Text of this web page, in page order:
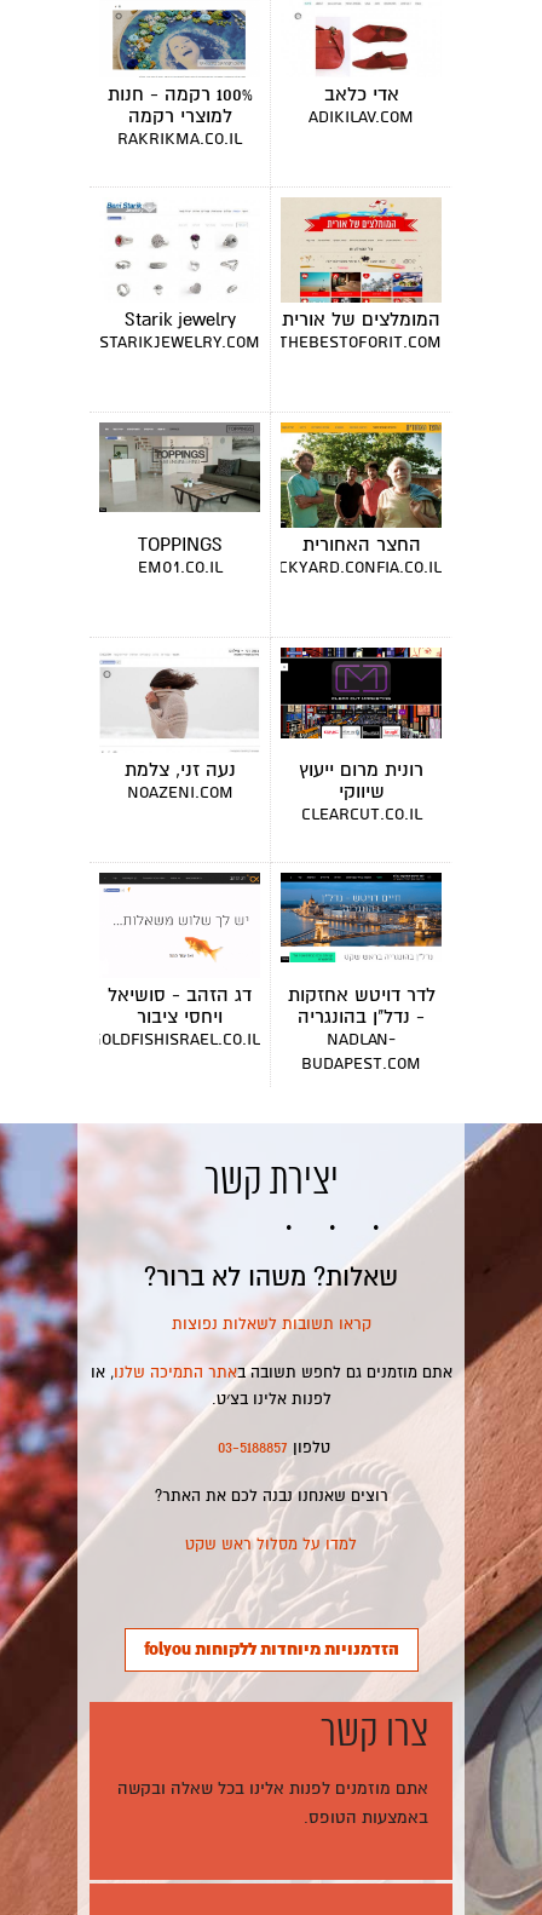
אדי כלאב
adikilav.com
100% רקמה - חנות
למוצרי רקמה
rakrikma.co.il
המומלצים של אורית
thebestoforit.com
Starik jewelry
starikjewelry.com
החצר האחורית
thebackyard.confia.co.il
TOPPINGS
em01.co.il
רונית מרום ייעוץ
שיווקי
clearcut.co.il
נעה זני, צלמת
noazeni.com
לדר דויטש אחזקות
- נדל"ן בהונגריה
nadlan-
budapest.com
דג הזהב - סושיאל
ויחסי ציבור
goldfishisrael.co.il
יצירת קשר
שאלות? משהו לא ברור?
קראו תשובות לשאלות נפוצות
אתם מוזמנים גם לחפש תשובה באתר התמיכה שלנו, או
לפנות אלינו בצ׳ט.
טלפון 03-5188857
רוצים שאנחנו נבנה לכם את האתר?
למדו על מסלול ראש שקט
הזדמנויות מיוחדות ללקוחות folyou
צרו קשר
אתם מוזמנים לפנות אלינו בכל שאלה ובקשה
באמצעות הטופס.